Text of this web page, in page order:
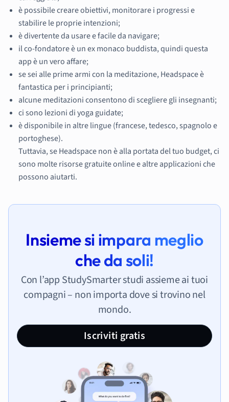
è possibile creare obiettivi, monitorare i progressi e
stabilire le proprie intenzioni;
è divertente da usare e facile da navigare;
il co-fondatore è un ex monaco buddista, quindi questa
app è un vero affare;
se sei alle prime armi con la meditazione, Headspace è
fantastica per i principianti;
alcune meditazioni consentono di scegliere gli insegnanti;
ci sono lezioni di yoga guidate;
è disponibile in altre lingue (francese, tedesco, spagnolo e
portoghese).
Tuttavia, se Headspace non è alla portata del tuo budget, ci
sono molte risorse gratuite online e altre applicazioni che
possono aiutarti.
Insieme si impara meglio
che da soli!
Con l’app StudySmarter studi assieme ai tuoi
compagni – non importa dove si trovino nel
mondo.
Iscriviti gratis